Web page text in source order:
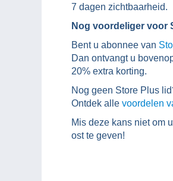
7 dagen zichtbaarheid.
Nog voordeliger voor
Bent u abonnee van
Dan ontvangt u
20% extra korting.
Nog geen Store Plus
Ontdek alle voordelen
Mis deze kans niet om
ost te geven!